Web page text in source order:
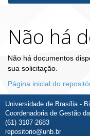
Não há
Não há documentos
sua solicitação.
Página inicial do
Universidade de Brasília -
Coordenadoria de Gestão
(61) 3107-2683
repositorio@unb.br